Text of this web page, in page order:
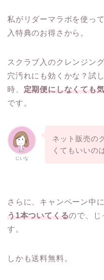
私がリダーマラボを使っ
入特典のお得さから。
スクラブ入のクレンジン
穴汚れにも効くかな？試
時、 定期便にしなくても
です。
にいな
ネット販売の
くてもいいの
さらに、キャンペーン中
う1本ついてくるので、じ
す。
しかも送料無料。